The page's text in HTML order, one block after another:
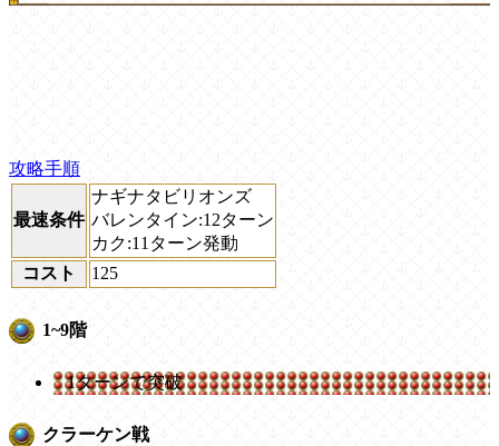
攻略手順
最速条件
ナギナタビリオンズ
バレンタイン:12ターン
カク:11ターン発動
コスト
125
1~9階
1ターンで突破
クラーケン戦